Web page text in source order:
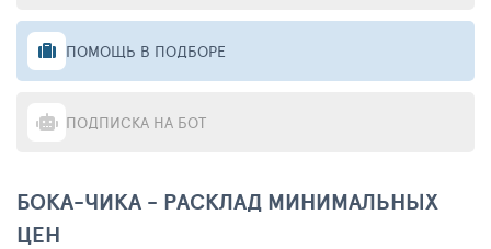
ПОМОЩЬ В ПОДБОРЕ
ПОДПИСКА НА БОТ
БОКА-ЧИКА - РАСКЛАД МИНИМАЛЬНЫХ
ЦЕН